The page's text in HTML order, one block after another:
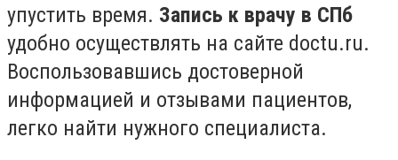
упустить время. Запись к врачу в СПб
удобно осуществлять на сайте doctu.ru.
Воспользовавшись достоверной
информацией и отзывами пациентов,
легко найти нужного специалиста.